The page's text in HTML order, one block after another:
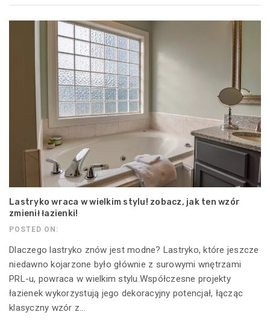
Lastryko wraca w wielkim stylu! zobacz, jak ten wzór
zmienił łazienki!
POSTED ON:
Dlaczego lastryko znów jest modne? Lastryko, które jeszcze
niedawno kojarzone było głównie z surowymi wnętrzami
PRL-u, powraca w wielkim stylu.Współczesne projekty
łazienek wykorzystują jego dekoracyjny potencjał, łącząc
klasyczny wzór z...